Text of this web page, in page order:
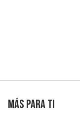
Más para ti